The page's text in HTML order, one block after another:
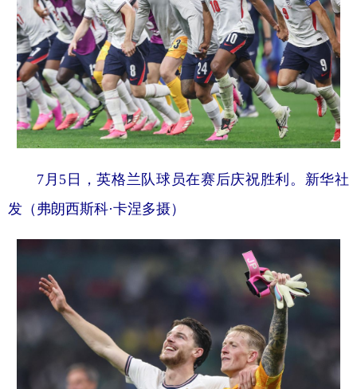
7月5日，英格兰队球员在赛后庆祝胜利。新华社
发（弗朗西斯科·卡涅多摄）